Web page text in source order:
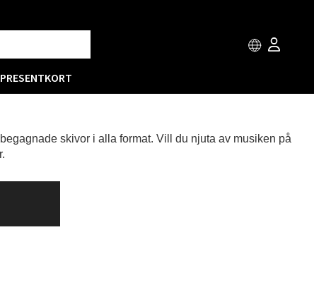
PRESENTKORT
skivor i alla format. Vill du njuta av musiken på